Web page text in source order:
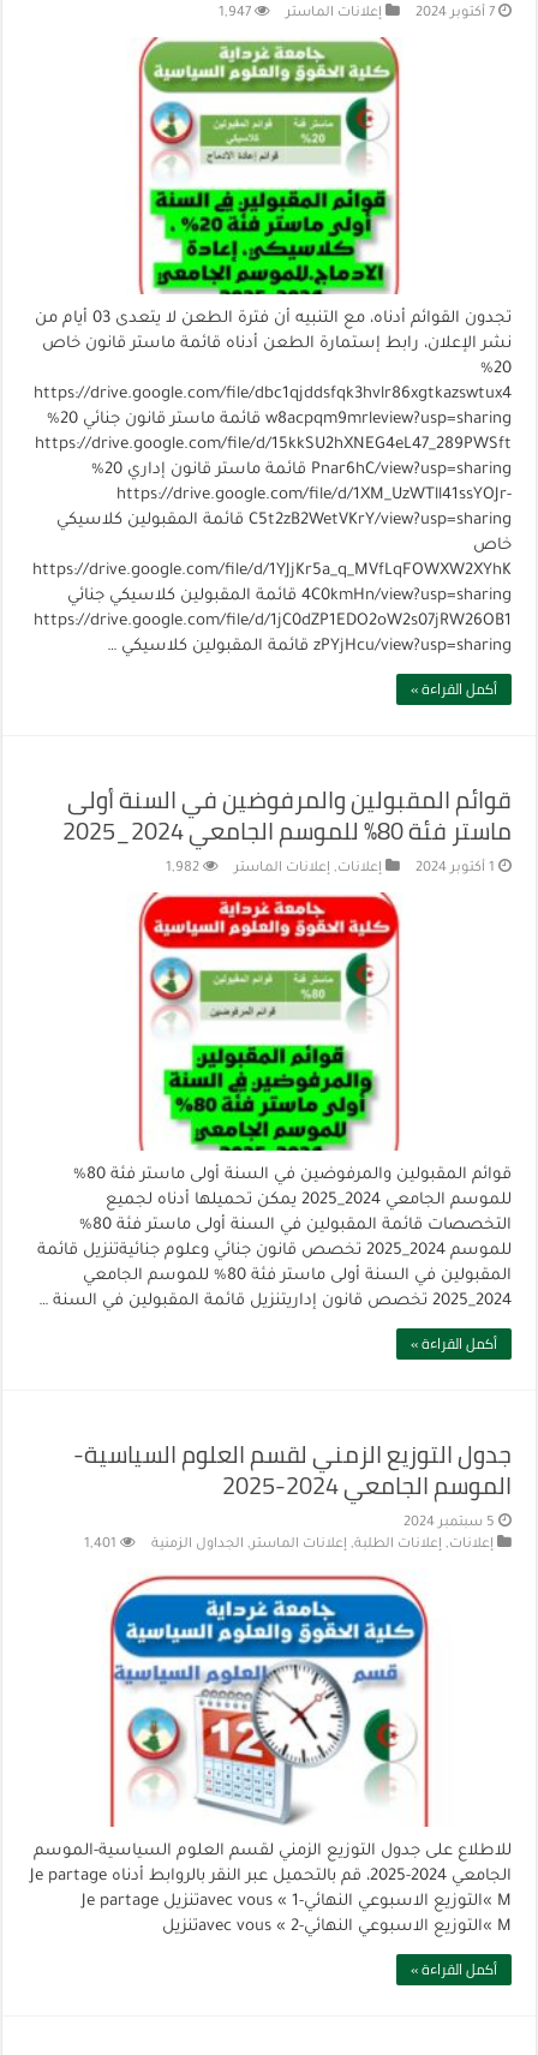
7 أكتوبر 2024 إعلانات الماستر 1,947
تجدون القوائم أدناه، مع التنبيه أن فترة الطعن لا يتعدى 03 أيام من
نشر الإعلان، رابط إستمارة الطعن أدناه قائمة ماستر قانون خاص
20%
https://drive.google.com/file/dbc1qjddsfqk3hvlr86xgtkazswtux4
w8acpqm9mrleview?usp=sharing قائمة ماستر قانون جنائي 20%
https://drive.google.com/file/d/15kkSU2hXNEG4eL47_289PWSft
Pnar6hC/view?usp=sharing قائمة ماستر قانون إداري 20%
https://drive.google.com/file/d/1XM_UzWTll41ssYOJr-
C5t2zB2WetVKrY/view?usp=sharing قائمة المقبولين كلاسيكي
خاص
https://drive.google.com/file/d/1YJjKr5a_q_MVfLqFOWXW2XYhK
4C0kmHn/view?usp=sharing قائمة المقبولين كلاسيكي جنائي
https://drive.google.com/file/d/1jC0dZP1EDO2oW2s07jRW26OB1
zPYjHcu/view?usp=sharing قائمة المقبولين كلاسيكي …
أكمل القراءة »
قوائم المقبولين والمرفوضين في السنة أولى
ماستر فئة 80% للموسم الجامعي 2024_2025
1 أكتوبر 2024 إعلانات, إعلانات الماستر 1,982
قوائم المقبولين والمرفوضين في السنة أولى ماستر فئة 80%
للموسم الجامعي 2024_2025 يمكن تحميلها أدناه لجميع
التخصصات قائمة المقبولين في السنة أولى ماستر فئة 80%
للموسم 2024_2025 تخصص قانون جنائي وعلوم جنائيةتنزيل قائمة
المقبولين في السنة أولى ماستر فئة 80% للموسم الجامعي
2024_2025 تخصص قانون إداريتنزيل قائمة المقبولين في السنة …
أكمل القراءة »
جدول التوزيع الزمني لقسم العلوم السياسية-
الموسم الجامعي 2024-2025
5 سبتمبر 2024
إعلانات, إعلانات الطلبة, إعلانات الماستر, الجداول الزمنية 1,401
للاطلاع على جدول التوزيع الزمني لقسم العلوم السياسية-الموسم
الجامعي 2024-2025، قم بالتحميل عبر النقر بالروابط أدناه Je partage
« Mالتوزيع الاسبوعي النهائي-1 » avec vousتنزيل Je partage
« Mالتوزيع الاسبوعي النهائي-2 » avec vousتنزيل
أكمل القراءة »